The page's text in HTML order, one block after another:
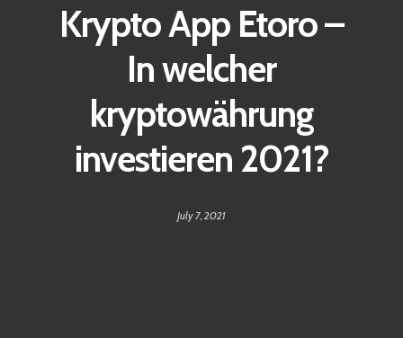
Krypto App Etoro –
In welcher
kryptowährung
investieren 2021?
July 7, 2021